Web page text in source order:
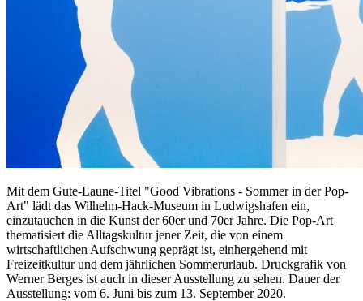
Mit dem Gute-Laune-Titel "Good Vibrations - Sommer in der Pop-
Art" lädt das Wilhelm-Hack-Museum in Ludwigshafen ein,
einzutauchen in die Kunst der 60er und 70er Jahre. Die Pop-Art
thematisiert die Alltagskultur jener Zeit, die von einem
wirtschaftlichen Aufschwung geprägt ist, einhergehend mit
Freizeitkultur und dem jährlichen Sommerurlaub. Druckgrafik von
Werner Berges ist auch in dieser Ausstellung zu sehen. Dauer der
Ausstellung: vom 6. Juni bis zum 13. September 2020.